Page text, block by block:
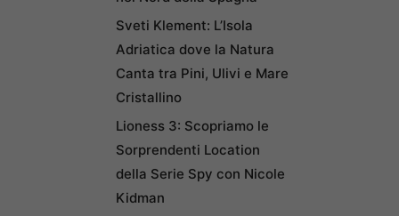
Sveti Klement: L’Isola
Adriatica dove la Natura
Canta tra Pini, Ulivi e Mare
Cristallino
Lioness 3: Scopriamo le
Sorprendenti Location
della Serie Spy con Nicole
Kidman